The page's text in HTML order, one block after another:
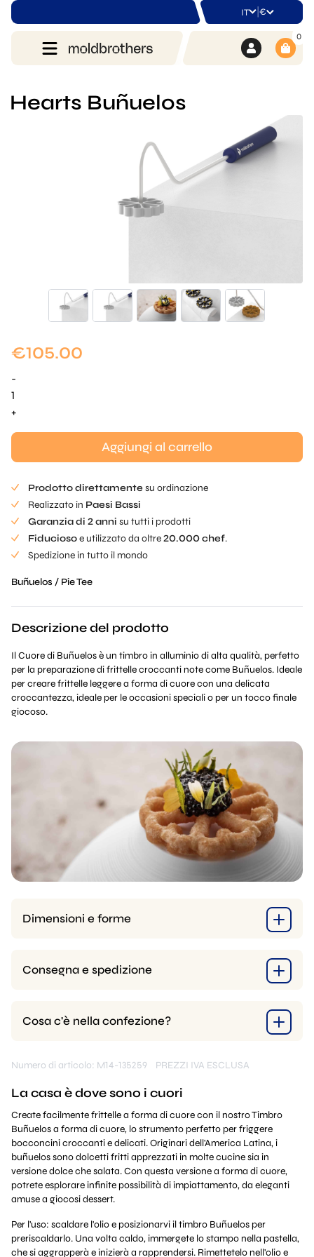
IT | €
0
Hearts Buñuelos
€105.00
-
Cuori
Buñuelos
+
Aggiungi al carrello
Prodotto direttamentesu ordinazione
Realizzato in Paesi Bassi
Garanzia di 2 anni su tutti i prodotti
Fiduciosoe utilizzato da oltre20.000 chef.
Spedizione in tutto il mondo
Buñuelos / Pie Tee
Descrizione del prodotto
Il Cuore di Buñuelos è un timbro in alluminio di alta qualità, perfetto
per la preparazione di frittelle croccanti note come Buñuelos. Ideale
per creare frittelle leggere a forma di cuore con una delicata
croccantezza, ideale per le occasioni speciali o per un tocco finale
giocoso.
Dimensioni e forme
Consegna e spedizione
Cosa c'è nella confezione?
Numero di articolo: M14-135259 PREZZI IVA ESCLUSA
La casa è dove sono i cuori
Create facilmente frittelle a forma di cuore con il nostro Timbro
Buñuelos a forma di cuore, lo strumento perfetto per friggere
bocconcini croccanti e delicati. Originari dell'America Latina, i
buñuelos sono dolcetti fritti apprezzati in molte cucine sia in
versione dolce che salata. Con questa versione a forma di cuore,
potrete esplorare infinite possibilità di impiattamento, da eleganti
amuse a giocosi dessert.
Per l'uso: scaldare l'olio e posizionarvi il timbro Buñuelos per
preriscaldarlo. Una volta caldo, immergete lo stampo nella pastella,
che si aggrapperà e inizierà a rapprendersi. Rimettetelo nell'olio e